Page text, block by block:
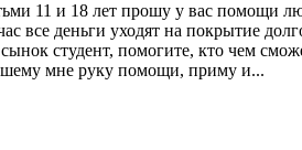
11 и 18 лет прошу у вас помощи
все деньги уходят на покрытие
студент, помогите, кто чем
мне руку помощи, приму и...